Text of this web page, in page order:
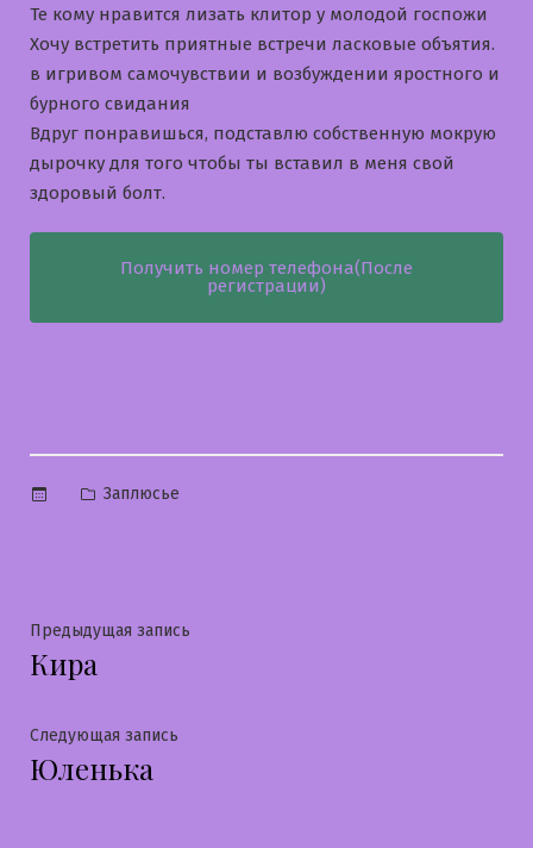
Те кому нравится лизать клитор у молодой госпожи
Хочу встретить приятные встречи ласковые объятия.
в игривом самочувствии и возбуждении яростного и
бурного свидания
Вдруг понравишься, подставлю собственную мокрую
дырочку для того чтобы ты вставил в меня свой
здоровый болт.
Получить номер телефона(После
регистрации)
Опубликовано
Заплюсье
Навигация
по
записям
Предыдущая запись
Кира
Следующая запись
Юленька